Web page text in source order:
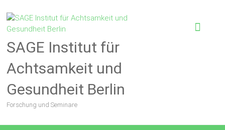
SAGE Institut für
Achtsamkeit und
Gesundheit Berlin
Forschung und Seminare